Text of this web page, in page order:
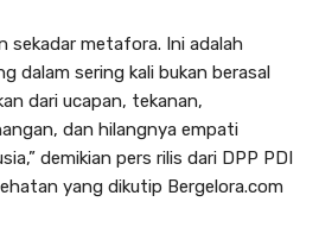
sekadar metafora. Ini adalah
dalam sering kali bukan berasal
dari ucapan, tekanan,
dan hilangnya empati
demikian pers rilis dari DPP PDI
yang dikutip Bergelora.com